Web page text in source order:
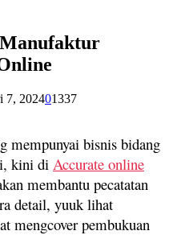
7, 202401337
mempunyai bisnis bidang
kini di Accurate online
membantu pecatatan
detail, yuuk lihat
mengcover pembukuan